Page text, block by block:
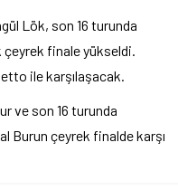
Lök, son 16 turunda
çeyrek finale yükseldi.
ile karşılaşacak.
ve son 16 turunda
Burun çeyrek finalde karşı